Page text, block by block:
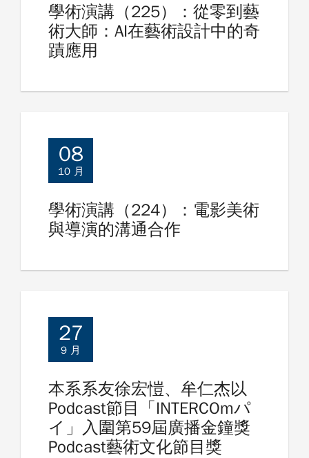
學術演講（225）：從零到藝
術大師：AI在藝術設計中的奇
蹟應用
08
10 月
學術演講（224）：電影美術
與導演的溝通合作
27
9 月
本系系友徐宏愷、牟仁杰以
Podcast節目「INTERCOmパ
イ」入圍第59屆廣播金鐘獎
Podcast藝術文化節目獎